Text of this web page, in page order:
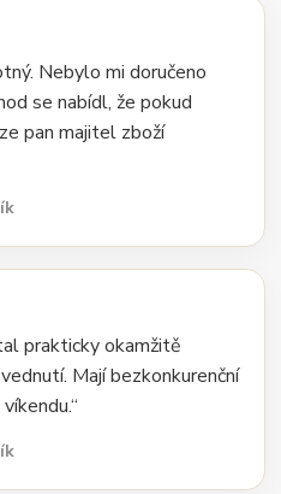
Nebylo mi doručeno
se nabídl, že pokud
pan majitel zboží
prakticky okamžitě
Mají bezkonkurenční